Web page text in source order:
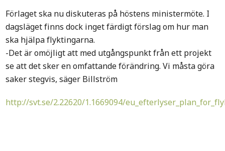
Förlaget ska nu diskuteras på höstens ministermöte. I
dagsläget finns dock inget färdigt förslag om hur man
ska hjälpa flyktingarna.
-Det är omöjligt att med utgångspunkt från ett projekt
se att det sker en omfattande förändring. Vi måsta göra
saker stegvis, säger Billström
http://svt.se/2.22620/1.1669094/